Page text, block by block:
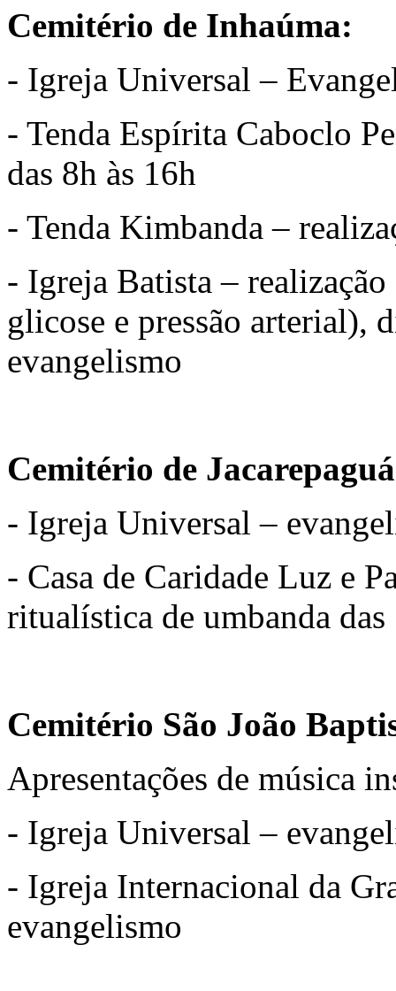
Cemitério de Inhaúma:
- Igreja Universal –
- Tenda Espírita Caboclo
das 8h às 16h
- Tenda Kimbanda –
- Igreja Batista –
glicose e pressão arterial),
evangelismo
Cemitério de
- Igreja Universal –
- Casa de Caridade Luz e
ritualística de umbanda das
Cemitério São João
Apresentações de música
- Igreja Universal –
- Igreja Internacional da
evangelismo